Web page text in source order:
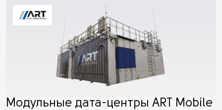
Модульные дата-центры ART Mobile